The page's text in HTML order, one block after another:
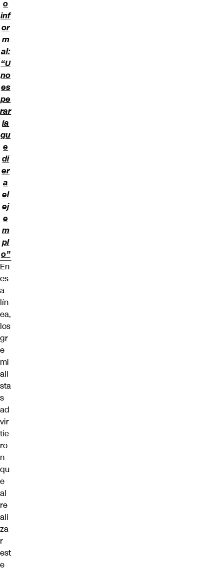
o
inf
or
m
al:
“U
no
es
pe
rar
ía
qu
e
di
er
a
el
ej
e
m
pl
o”
En
es
a
lín
ea,
los
gr
e
mi
ali
sta
s
ad
vir
tie
ro
n
qu
e
al
re
ali
za
r
est
e